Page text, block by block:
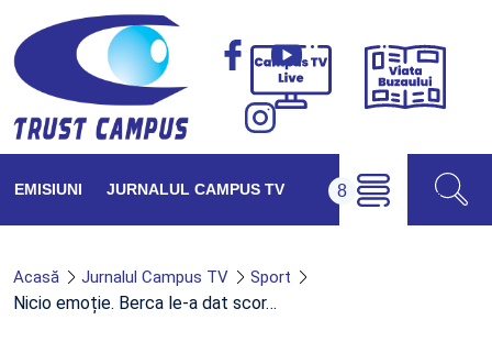
Campus
Viața
EMISIUNI JURNALUL CAMPUS TV
Acasă Jurnalul Campus TV Sport
Nicio emoție. Berca le-a dat scor…